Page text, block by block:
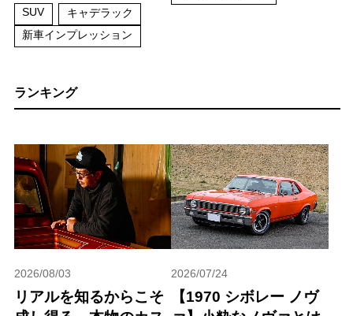
SUV
キャデラック
新車インプレッション
ランキング
2026/08/03
リアルを知るからこそ
2026/07/24
【1970 シボレー ノヴ